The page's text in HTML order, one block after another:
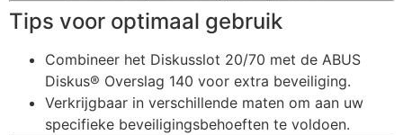
Tips voor optimaal gebruik
Combineer het Diskusslot 20/70 met de ABUS
Diskus® Overslag 140 voor extra beveiliging.
Verkrijgbaar in verschillende maten om aan uw
specifieke beveiligingsbehoeften te voldoen.